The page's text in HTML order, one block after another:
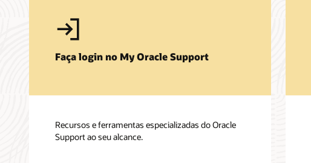
Faça login no My Oracle Support
Recursos e ferramentas especializadas do Oracle
Support ao seu alcance.